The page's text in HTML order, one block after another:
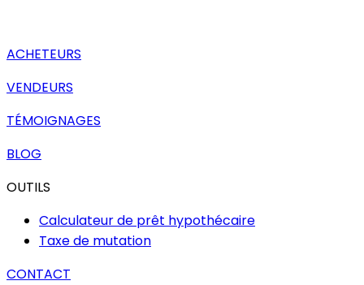
ACHETEURS
VENDEURS
TÉMOIGNAGES
BLOG
OUTILS
Calculateur de prêt hypothécaire
Taxe de mutation
CONTACT